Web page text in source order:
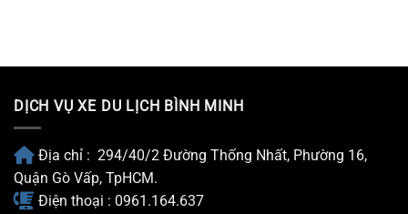
tại
Nội
Carnival
Xế
DỊCH VỤ XE DU LỊCH BÌNH MINH
Địa chỉ : 294/40/2 Đường Thống Nhất, Phường 16,
Quận Gò Vấp, TpHCM.
Điện thoại : 0961.164.637